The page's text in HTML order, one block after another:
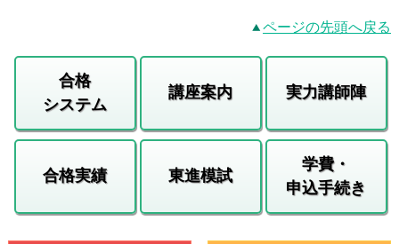
ページの先頭へ戻る
合格
システム
講座案内 実力講師陣
合格実績 東進模試
学費・
申込手続き